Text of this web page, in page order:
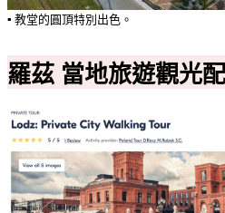
▪️ 教堂的圓頂特別出色。
羅茲 當地旅遊觀光